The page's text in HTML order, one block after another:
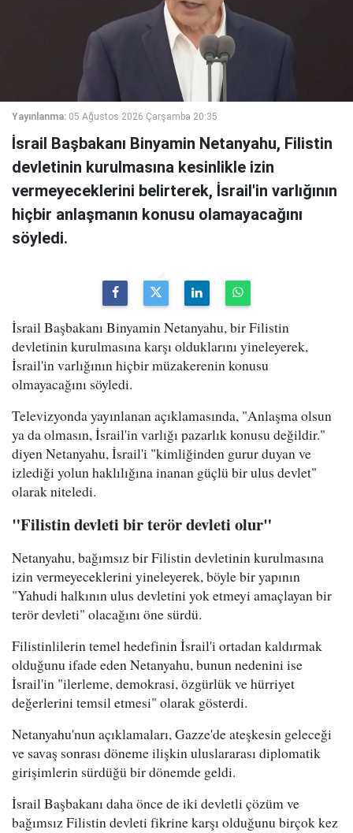
Yayınlanma: 05 Ağustos 2026 Çarşamba 20:35
İsrail Başbakanı Binyamin Netanyahu, Filistin
devletinin kurulmasına kesinlikle izin
vermeyeceklerini belirterek, İsrail'in varlığının
hiçbir anlaşmanın konusu olamayacağını
söyledi.
İsrail Başbakanı Binyamin Netanyahu, bir Filistin
devletinin kurulmasına karşı olduklarını yineleyerek,
İsrail'in varlığının hiçbir müzakerenin konusu
olmayacağını söyledi.
Televizyonda yayınlanan açıklamasında, "Anlaşma olsun
ya da olmasın, İsrail'in varlığı pazarlık konusu değildir."
diyen Netanyahu, İsrail'i "kimliğinden gurur duyan ve
izlediği yolun haklılığına inanan güçlü bir ulus devlet"
olarak niteledi.
"Filistin devleti bir terör devleti olur"
Netanyahu, bağımsız bir Filistin devletinin kurulmasına
izin vermeyeceklerini yineleyerek, böyle bir yapının
"Yahudi halkının ulus devletini yok etmeyi amaçlayan bir
terör devleti" olacağını öne sürdü.
Filistinlilerin temel hedefinin İsrail'i ortadan kaldırmak
olduğunu ifade eden Netanyahu, bunun nedenini ise
İsrail'in "ilerleme, demokrasi, özgürlük ve hürriyet
değerlerini temsil etmesi" olarak gösterdi.
Netanyahu'nun açıklamaları, Gazze'de ateşkesin geleceği
ve savaş sonrası döneme ilişkin uluslararası diplomatik
girişimlerin sürdüğü bir dönemde geldi.
İsrail Başbakanı daha önce de iki devletli çözüm ve
bağımsız Filistin devleti fikrine karşı olduğunu birçok kez